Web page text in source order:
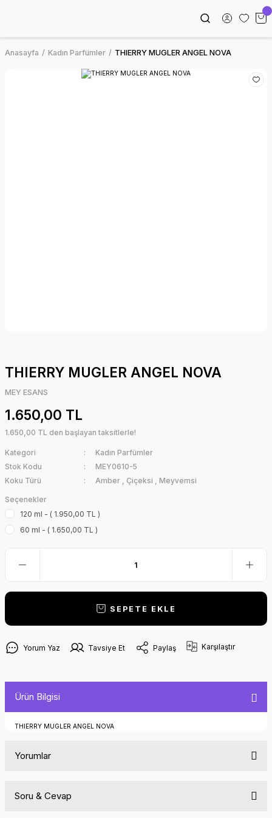
Anasayfa Kadın Parfümler THIERRY MUGLER ANGEL NOVA
THIERRY MUGLER ANGEL NOVA
MEY ESANS
1.650,00 TL
1.650,00 TL den başlayan taksitlerle!
Kategori
Kadın Parfümler
Stok Kodu
MEY0610-5
Koku Türü
Amber , Çiçeksi , Meyvemsi
Seçenekler
120 ml - ( 1.950,00 TL )
60 ml - ( 1.650,00 TL )
SEPETE EKLE
Yorum Yaz Tavsiye Et Paylaş Karşılaştır
Ürün Bilgisi
THIERRY MUGLER ANGEL NOVA
Yorumlar
Soru & Cevap